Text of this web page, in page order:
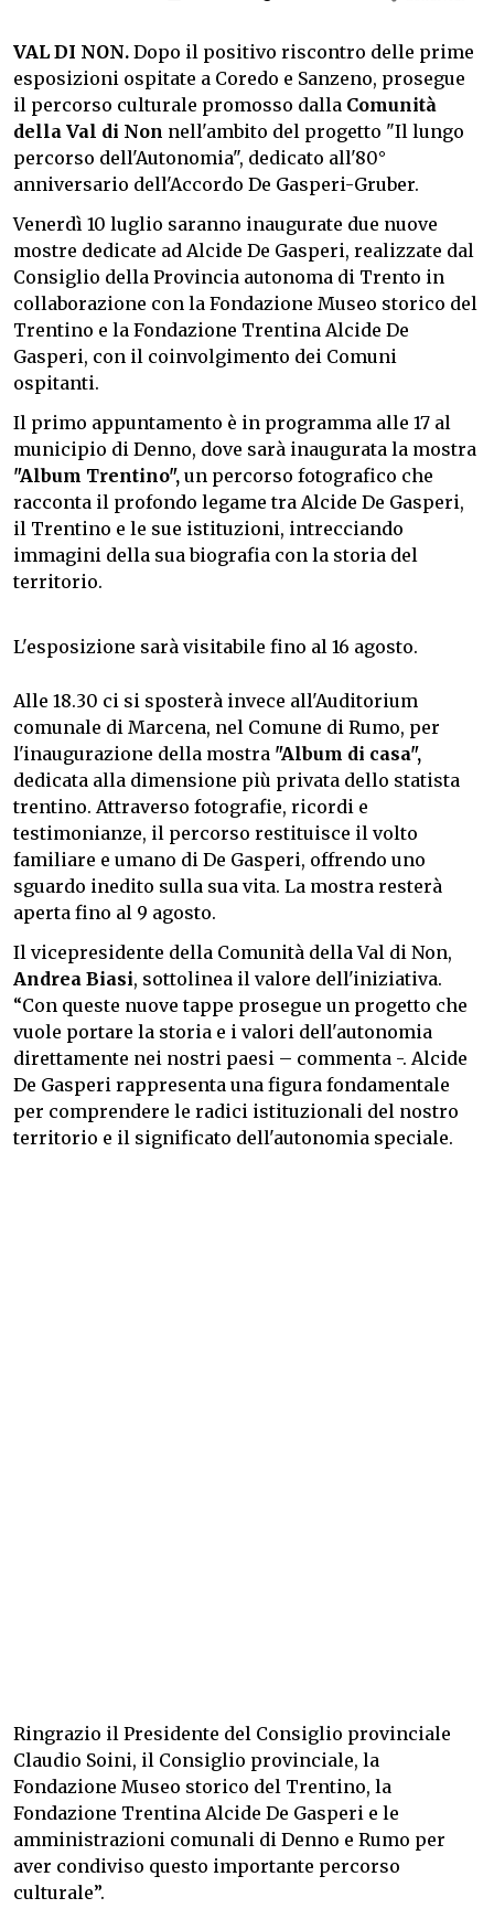
VAL DI NON. Dopo il positivo riscontro delle prime
esposizioni ospitate a Coredo e Sanzeno, prosegue
il percorso culturale promosso dalla Comunità
della Val di Non nell'ambito del progetto "Il lungo
percorso dell'Autonomia", dedicato all'80°
anniversario dell'Accordo De Gasperi-Gruber.
Venerdì 10 luglio saranno inaugurate due nuove
mostre dedicate ad Alcide De Gasperi, realizzate dal
Consiglio della Provincia autonoma di Trento in
collaborazione con la Fondazione Museo storico del
Trentino e la Fondazione Trentina Alcide De
Gasperi, con il coinvolgimento dei Comuni
ospitanti.
Il primo appuntamento è in programma alle 17 al
municipio di Denno, dove sarà inaugurata la mostra
"Album Trentino", un percorso fotografico che
racconta il profondo legame tra Alcide De Gasperi,
il Trentino e le sue istituzioni, intrecciando
immagini della sua biografia con la storia del
territorio.
L'esposizione sarà visitabile fino al 16 agosto.
Alle 18.30 ci si sposterà invece all'Auditorium
comunale di Marcena, nel Comune di Rumo, per
l'inaugurazione della mostra "Album di casa",
dedicata alla dimensione più privata dello statista
trentino. Attraverso fotografie, ricordi e
testimonianze, il percorso restituisce il volto
familiare e umano di De Gasperi, offrendo uno
sguardo inedito sulla sua vita. La mostra resterà
aperta fino al 9 agosto.
Il vicepresidente della Comunità della Val di Non,
Andrea Biasi, sottolinea il valore dell'iniziativa.
“Con queste nuove tappe prosegue un progetto che
vuole portare la storia e i valori dell'autonomia
direttamente nei nostri paesi – commenta -. Alcide
De Gasperi rappresenta una figura fondamentale
per comprendere le radici istituzionali del nostro
territorio e il significato dell'autonomia speciale.
Ringrazio il Presidente del Consiglio provinciale
Claudio Soini, il Consiglio provinciale, la
Fondazione Museo storico del Trentino, la
Fondazione Trentina Alcide De Gasperi e le
amministrazioni comunali di Denno e Rumo per
aver condiviso questo importante percorso
culturale”.